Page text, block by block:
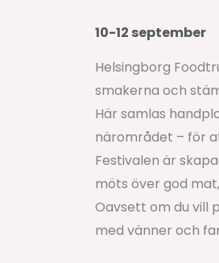
10-12 september
Helsingborg
smakerna och
Här samlas
närområdet – för
Festivalen är
möts över god
Oavsett om du vill
med vänner och